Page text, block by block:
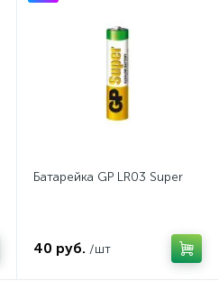
Батарейка GP LR03 Super
40 руб. /шт